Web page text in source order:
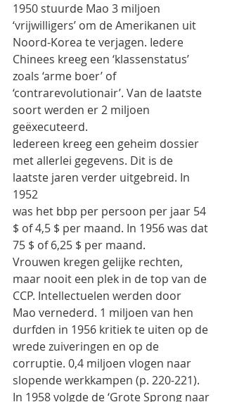
1950 stuurde Mao 3 miljoen
‘vrijwilligers’ om de Amerikanen uit
Noord-Korea te verjagen. Iedere
Chinees kreeg een ‘klassenstatus’
zoals ‘arme boer’ of
‘contrarevolutionair’. Van de laatste
soort werden er 2 miljoen
geëxecuteerd.
Iedereen kreeg een geheim dossier
met allerlei gegevens. Dit is de
laatste jaren verder uitgebreid. In
1952
was het bbp per persoon per jaar 54
$ of 4,5 $ per maand. In 1956 was dat
75 $ of 6,25 $ per maand.
Vrouwen kregen gelijke rechten,
maar nooit een plek in de top van de
CCP. Intellectuelen werden door
Mao vernederd. 1 miljoen van hen
durfden in 1956 kritiek te uiten op de
wrede zuiveringen en op de
corruptie. 0,4 miljoen vlogen naar
slopende werkkampen (p. 220-221).
In 1958 volgde de ‘Grote Sprong naar